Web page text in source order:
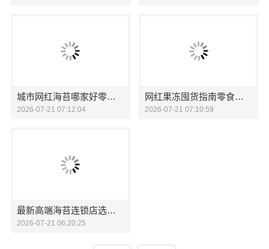
城市网红海苔哪家好零食大明星鲜脆优选
2026-07-21 07:12:04
网红果冻囤货指南零食大明星多口味尝鲜
2026-07-21 07:10:59
最新高端海苔连锁店选零食大明星
2026-07-21 06:20:25